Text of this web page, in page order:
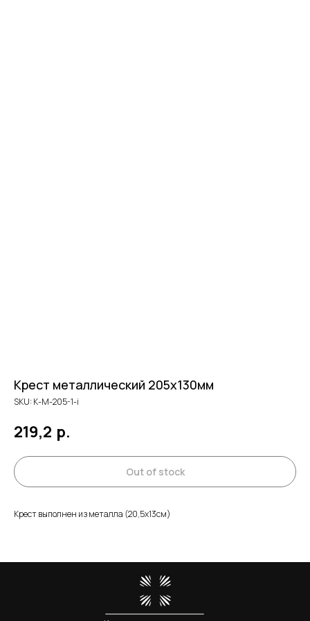
Крест металлический 205х130мм
SKU:К-М-205-1-i
219,2 р.
Out of stock
Крест выполнен из металла (20,5х13см)